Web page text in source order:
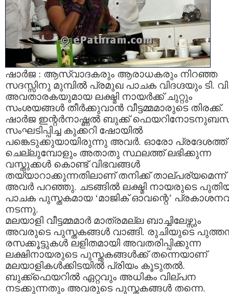
ഷാര്‍ജ : ആസ്വാദകരും ആരാധകരും നിറഞ്ഞ
സദസ്സിനു മുമ്പില്‍ പ്രമുഖ പാചക വിദഗ്ദയും ടി.
അവതാരകയുമായ ലക്ഷ്മി നായര്‍ക്ക് ചുറ്റും
സംശയങ്ങള്‍ തീര്‍ക്കുവാന്‍ വീട്ടമ്മമാരുടെ തിരക്ക്.
ഷാര്‍ജ ഇന്റര്‍നാഷ്ണല്‍ ബുക്ക്
സംഘടിപ്പിച്ച കുക്കറി ഷോയില്‍
പങ്കെടുക്കുയായിരുന്നു അവര്‍. ഓരോ പ്രദേശത്ത്
ചെല്ലുമ്പോളും അതാതു സ്ഥലത്ത് ലഭിക്കുന്ന
വസ്തുക്കള്‍ കൊണ്ട് വിഭവങ്ങള്‍
തയ്യാറാക്കുന്നതിലാണ് തനിക്ക് താല്പര്യമെന്ന്
അവര്‍ പറഞ്ഞു. ചടങ്ങില്‍ ലക്ഷ്മി നായരുടെ
പാചക പുസ്തകമായ ‘മാജിക്‌ ഓവന്റെ’
നടന്നു.
മലയാളി വീട്ടമ്മമാര്‍ മാത്രമല്ല ബാച്ചിലേഴ്സും
അവരുടെ പുസ്തകങ്ങള്‍ വാങ്ങി. രുചിയുടെ
രസക്കൂട്ടുകള്‍ ലളിതമായി അവതരിപ്പിക്കുന്ന
ലക്ഷിനായരുടെ പുസ്തകങ്ങള്‍ക്ക് തന്നെയാണ്
മലയാളികള്‍ക്കിടയില്‍ പ്രിയം കൂടുതല്‍.
ബുക്ക്‍ഫെയറില്‍ ഏറ്റവും അധികം വില്പന
നടക്കുന്നതും അവരുടെ പുസ്തകങ്ങള്‍ തന്നെ.